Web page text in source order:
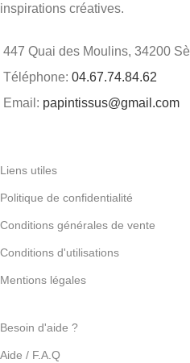
inspirations créatives.
447 Quai des Moulins, 34200
Téléphone: 04.67.74.84.62
Email: papintissus@gmail.com
Liens utiles
Politique de confidentialité
Conditions générales de vente
Conditions d'utilisations
Mentions légales
Besoin d'aide ?
Aide / F.A.Q